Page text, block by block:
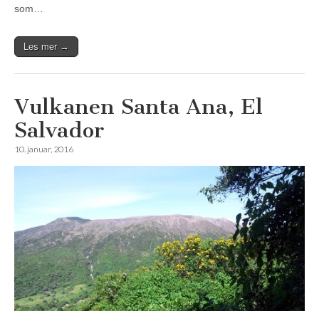
som…
Les mer →
Vulkanen Santa Ana, El
Salvador
10. januar, 2016